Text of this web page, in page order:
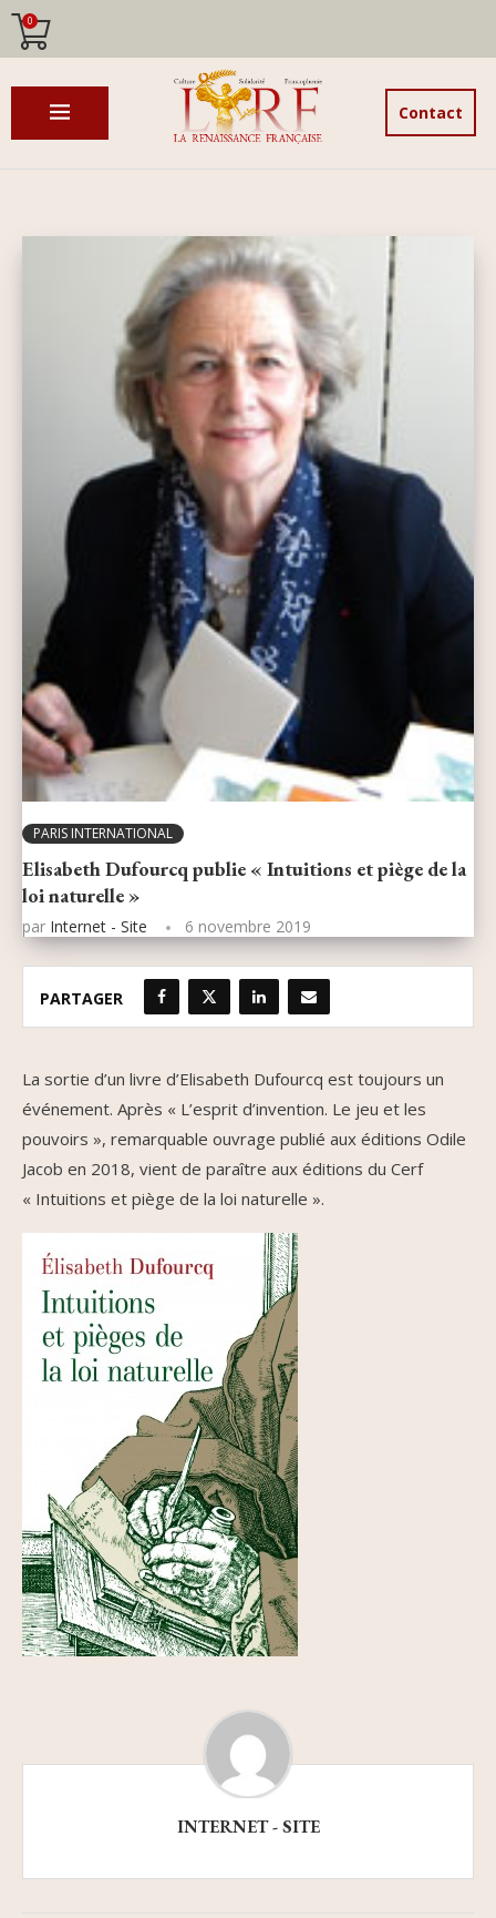
0
Contact
PARIS INTERNATIONAL
Elisabeth Dufourcq publie « Intuitions et piège de la
loi naturelle »
par Internet - Site 6 novembre 2019
PARTAGER
La sortie d’un livre d’Elisabeth Dufourcq est toujours un
événement. Après « L’esprit d’invention. Le jeu et les
pouvoirs », remarquable ouvrage publié aux éditions Odile
Jacob en 2018, vient de paraître aux éditions du Cerf
« Intuitions et piège de la loi naturelle ».
INTERNET - SITE